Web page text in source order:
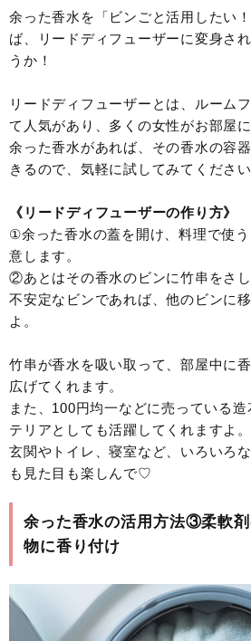
余った香水を「ビンごと活用したい
ば、リードディフューザーに変身さ
うか！
リードディフューザーとは、ルーム
て人気があり、多くの女性がお部屋に
余った香水があれば、その香水の容
きるので、気軽に試してみてください
《リードディフューザーの作り方》
①余った香水の蓋を開け、料理で使
意します。
②あとはその香水のビンに竹串をさし
不安定なビンであれば、他のビンに
よ。
竹串が香水を吸い取って、部屋中に
広げてくれます。
また、100円均一などに売っている
テリアとしても活躍してくれますよ。
玄関やトイレ、寝室など、いろいろ
も見た目も楽しんで♡
余った香水の活用方法③柔軟
物に香り付け